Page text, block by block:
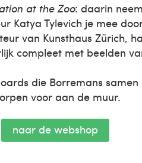
at the Zoo: daarin
Katya Tylevich je mee
van Kunsthaus Zürich,
compleet met beelden
die Borremans
voor aan de muur.
naar de webshop